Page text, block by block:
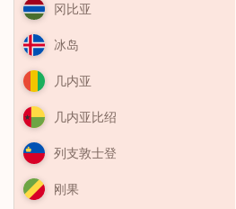
冈比亚
冰岛
几内亚
几内亚比绍
列支敦士登
刚果